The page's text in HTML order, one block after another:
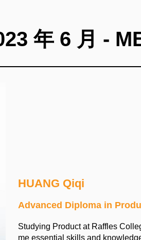
年 6 月 -
HUANG Qiqi
Advanced Diploma in
Studying Product at Raffles
me essential skills and